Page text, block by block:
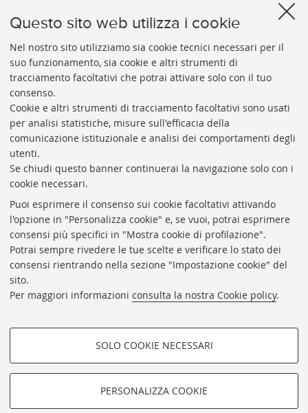
Questo sito web utilizza i cookie
Nel nostro sito utilizziamo sia cookie tecnici necessari per il
suo funzionamento, sia cookie e altri strumenti di
tracciamento facoltativi che potrai attivare solo con il tuo
consenso.
Cookie e altri strumenti di tracciamento facoltativi sono usati
per analisi statistiche, misure sull'efficacia della
comunicazione istituzionale e analisi dei comportamenti degli
utenti.
Se chiudi questo banner continuerai la navigazione solo con i
cookie necessari.
Puoi esprimere il consenso sui cookie facoltativi attivando
l'opzione in "Personalizza cookie" e, se vuoi, potrai esprimere
consensi più specifici in "Mostra cookie di profilazione".
Potrai sempre rivedere le tue scelte e verificare lo stato dei
consensi rientrando nella sezione "Impostazione cookie" del
sito.
Per maggiori informazioni consulta la nostra Cookie policy.
COOKIE DI PROFILAZIONE -
FACOLTATIVI
SOLO COOKIE NECESSARI
PERSONALIZZA COOKIE
UNIVERSITARIA
Presidente: prof. Francesco Citti
Coordinatrice gestionale: Maria Pia Torricelli
Responsabile Amministrativo: Luigia Di Pumpo
Via Zamboni, 33/35 - 40126 Bologna (BO)
Tel. +39 051 2088306 - Fax +39 051 2088385
bub.info@unibo.it
bub.biblioteca@pec.unibo.it
Dove siamo
Orario dei servizi
Helpdesk
Rubrica di Ateneo
Privacy e note legali